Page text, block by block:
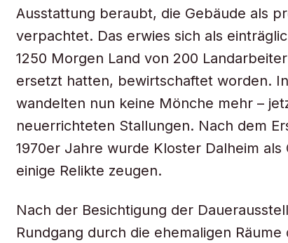
Ausstattung beraubt, die Gebäude als
verpachtet. Das erwies sich als
1250 Morgen Land von 200
ersetzt hatten, bewirtschaftet worden.
wandelten nun keine Mönche mehr –
neuerrichteten Stallungen. Nach dem
1970er Jahre wurde Kloster Dalheim
einige Relikte zeugen.
Nach der Besichtigung der
Rundgang durch die ehemaligen